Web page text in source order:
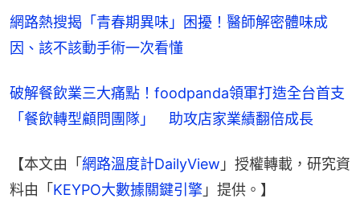
網路熱搜揭「青春期異味」困擾！醫師解密體味成
因、該不該動手術一次看懂
破解餐飲業三大痛點！foodpanda領軍打造全台首支
「餐飲轉型顧問團隊」　助攻店家業績翻倍成長
【本文由「網路溫度計DailyView 」授權轉載，研究資
料由「KEYPO大數據關鍵引擎 」提供。】